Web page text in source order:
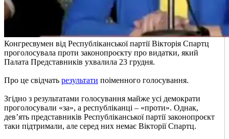
Конгресвумен від Республіканської партії Вікторія Спартц
проголосувала проти законопроєкту про видатки, який
Палата Представників ухвалила 23 грудня.
Про це свідчать результати поіменного голосування.
Згідно з результатами голосування майже усі демократи
проголосували «за», а республіканці – «проти». Однак,
дев’ять представників Республіканської партії законопроєкт
таки підтримали, але серед них немає Вікторії Спартц.